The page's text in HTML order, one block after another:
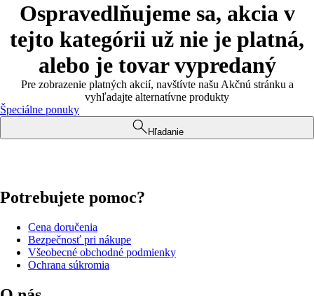
Ospravedlňujeme sa, akcia v
tejto kategórii už nie je platná,
alebo je tovar vypredaný
Pre zobrazenie platných akcií, navštívte našu Akčnú stránku a
vyhľadajte alternatívne produkty
Špeciálne ponuky
Hľadanie
Potrebujete pomoc?
Cena doručenia
Bezpečnosť pri nákupe
Všeobecné obchodné podmienky
Ochrana súkromia